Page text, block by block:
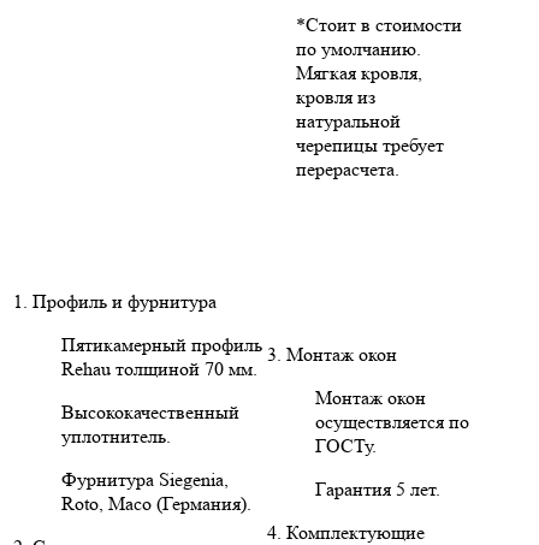
*Стоит в стоимости
по умолчанию.
Мягкая кровля,
кровля из
натуральной
черепицы требует
перерасчета.
1. Профиль и фурнитура
Пятикамерный профиль
Rehau толщиной 70 мм.
Высококачественный
уплотнитель.
Фурнитура Siegenia,
Roto, Maco (Германия).
3. Монтаж окон
Монтаж окон
осуществляется по
ГОСТу.
Гарантия 5 лет.
4. Комплектующие